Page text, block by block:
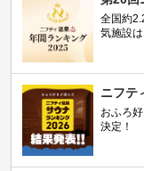
全国約
気施設
ニフテ
おふろ
決定！